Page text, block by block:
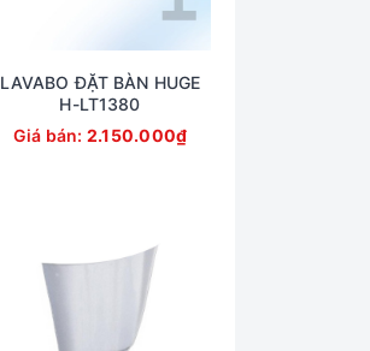
LAVABO ĐẶT BÀN HUGE
H-LT1380
Giá bán: 2.150.000₫